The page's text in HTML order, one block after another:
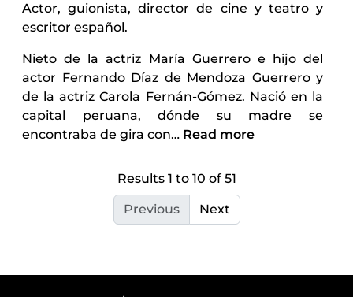
Actor, guionista, director de cine y teatro y
escritor español.
Nieto de la actriz María Guerrero e hijo del
actor Fernando Díaz de Mendoza Guerrero y
de la actriz Carola Fernán-Gómez. Nació en la
capital peruana, dónde su madre se
encontraba de gira con… Read more
Results 1 to 10 of 51
Previous Next